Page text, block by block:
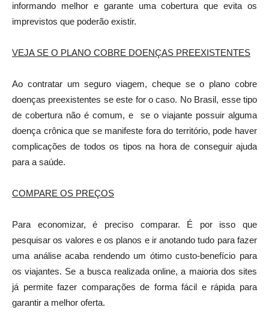
informando melhor e garante uma cobertura que evita os
imprevistos que poderão existir.
VEJA SE O PLANO COBRE DOENÇAS PREEXISTENTES
Ao contratar um seguro viagem, cheque se o plano cobre
doenças preexistentes se este for o caso. No Brasil, esse tipo
de cobertura não é comum, e se o viajante possuir alguma
doença crônica que se manifeste fora do território, pode haver
complicações de todos os tipos na hora de conseguir ajuda
para a saúde.
COMPARE OS PREÇOS
Para economizar, é preciso comparar. É por isso que
pesquisar os valores e os planos e ir anotando tudo para fazer
uma análise acaba rendendo um ótimo custo-benefício para
os viajantes. Se a busca realizada online, a maioria dos sites
já permite fazer comparações de forma fácil e rápida para
garantir a melhor oferta.